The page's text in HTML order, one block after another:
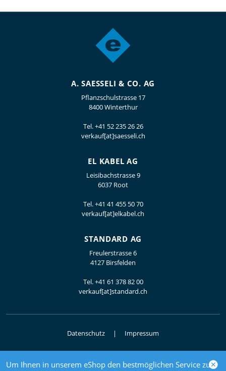
Um Ihnen in unserem eShop den bestmöglichen Service zu
A. SAESSELI & CO. AG
Pflanzschulstrasse 17
8400 Winterthur
Tel.+41 52 235 26 26
verkauf[at]saesseli.ch
EL KABEL AG
Leisibachstrasse 9
6037 Root
Tel.+41 41 455 50 70
verkauf[at]elkabel.ch
STANDARD AG
Freulerstrasse 6
4127 Birsfelden
Tel.+41 61 378 82 00
verkauf[at]standard.ch
Datenschutz Impressum